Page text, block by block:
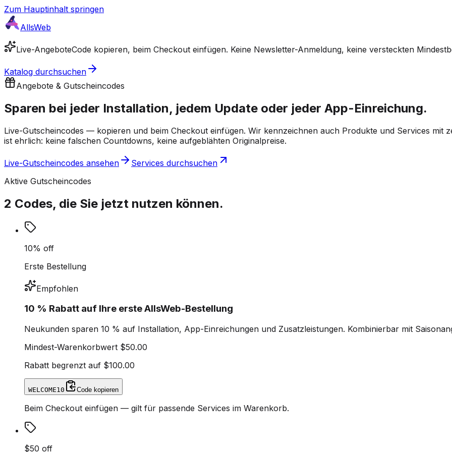
Zum Hauptinhalt springen
AllsWeb
Live-AngeboteCode kopieren, beim Checkout einfügen. Keine Newsletter-Anmeldung, keine versteckten
Katalog durchsuchen
Angebote & Gutscheincodes
Sparen bei jeder Installation, jedem Update oder jeder App-Einreichung.
Live-Gutscheincodes — kopieren und beim Checkout einfügen. Wir kennzeichnen auch Produkte und Services mit
ist ehrlich: keine falschen Countdowns, keine aufgeblähten Originalpreise.
Live-Gutscheincodes ansehen
Services durchsuchen
Aktive Gutscheincodes
2 Codes, die Sie jetzt nutzen können.
10% off
Erste Bestellung
Empfohlen
10 % Rabatt auf Ihre erste AllsWeb-Bestellung
Neukunden sparen 10 % auf Installation, App-Einreichungen und Zusatzleistungen. Kombinierbar mit
Mindest-Warenkorbwert $50.00
Rabatt begrenzt auf $100.00
WELCOME10 Code kopieren
Beim Checkout einfügen — gilt für passende Services im Warenkorb.
$50 off